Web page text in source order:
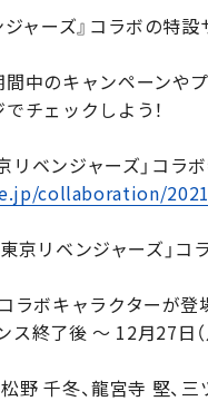
ャーズ』コラボの特設
中のキャンペーンや
チェックしよう！
ベンジャーズ」コラ
collaboration/
リベンジャーズ」コ
ラボキャラクターが登
ス終了後 ～ 12月27日
野 千冬、龍宮寺 堅、